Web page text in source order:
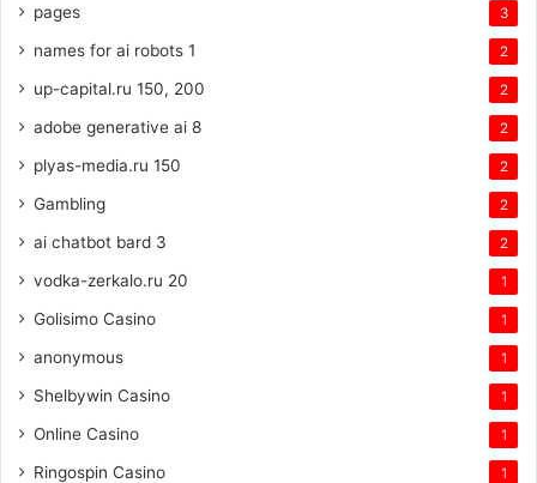
pages 3
names for ai robots 1 2
up-capital.ru 150, 200 2
adobe generative ai 8 2
plyas-media.ru 150 2
Gambling 2
ai chatbot bard 3 2
vodka-zerkalo.ru 20 1
Golisimo Casino 1
anonymous 1
Shelbywin Casino 1
Online Casino 1
Ringospin Casino 1